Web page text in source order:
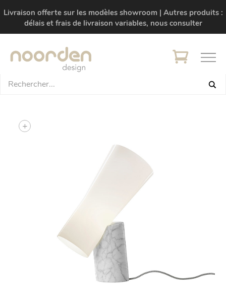
Livraison offerte sur les modèles showroom | Autres produits :
délais et frais de livraison variables, nous consulter
+